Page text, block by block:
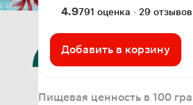
4.9791 оценка · 29 отзывов
Добавить в корзину
Пищевая ценность в 100